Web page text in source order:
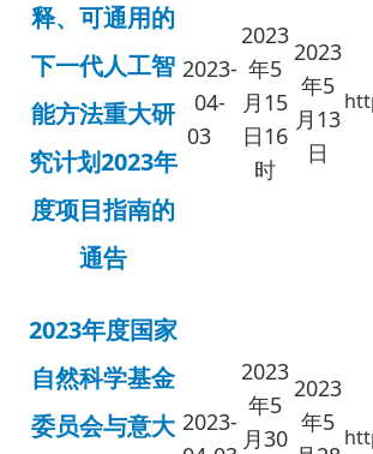
释、可通用的
下一代人工智
能方法重大研
究计划2023年
度项目指南的
通告
2023-
04-
03
2023
年5
月 15
日16
时
2023
年5
月13
日
2023年度国家
自然科学基金
委员会与意大 2023-
2023
年5
月30
2023
年5